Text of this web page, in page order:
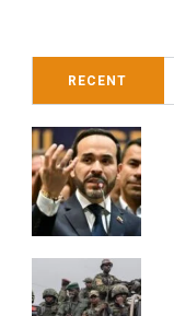
RECENT